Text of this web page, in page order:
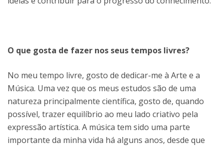
O que gosta de fazer nos seus tempos livres?
No meu tempo livre, gosto de dedicar-me à Arte e a
Música. Uma vez que os meus estudos são de uma
natureza principalmente científica, gosto de, quando
possível, trazer equilíbrio ao meu lado criativo pela
expressão artística. A música tem sido uma parte
importante da minha vida há alguns anos, desde que